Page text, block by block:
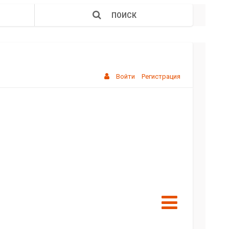
ПОИСК
Войти Регистрация